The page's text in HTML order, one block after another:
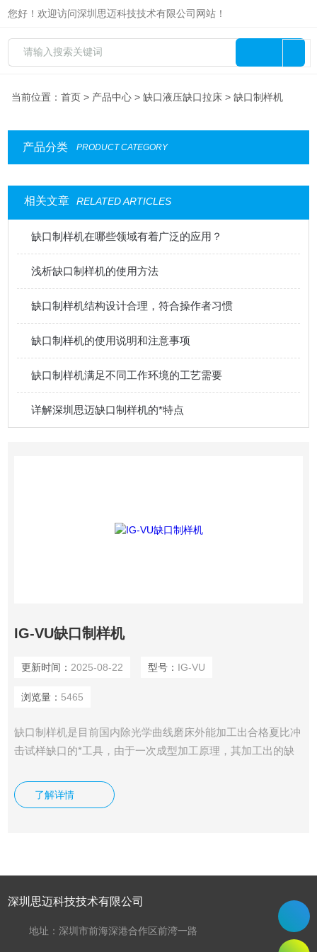
您好！欢迎访问深圳思迈科技技术有限公司网站！
当前位置：首页 > 产品中心 >缺口液压缺口拉床 > 缺口制样机
产品分类 PRODUCT CATEGORY
相关文章 RELATED ARTICLES
缺口制样机在哪些领域有着广泛的应用？
浅析缺口制样机的使用方法
缺口制样机结构设计合理，符合操作者习惯
缺口制样机的使用说明和注意事项
缺口制样机满足不同工作环境的工艺需要
详解深圳思迈缺口制样机的*特点
IG-VU缺口制样机
更新时间： 2025-08-22 型号： IG-VU
浏览量： 5465
缺口制样机是目前国内除光学曲线磨床外能加工出合格夏比冲
击试样缺口的*工具，由于一次成型加工原理，其加工出的缺
了解详情
深圳思迈科技技术有限公司
地址：深圳市前海深港合作区前湾一路